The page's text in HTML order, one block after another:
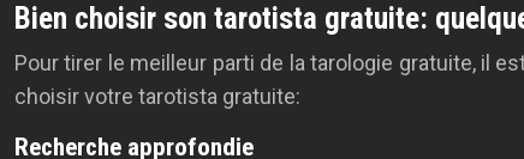
Bien choisir son tarotista gratuite:
Pour tirer le meilleur parti de la tarologie gratuite, il
choisir votre tarotista gratuite:
Recherche approfondie